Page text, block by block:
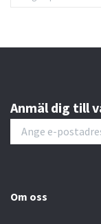
Anmäl dig till
Om oss